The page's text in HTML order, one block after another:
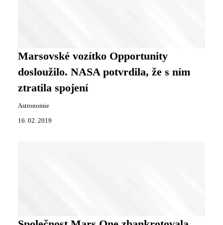
Marsovské vozítko Opportunity
dosloužilo. NASA potvrdila, že s ním
ztratila spojení
Astronomie
16. 02. 2019